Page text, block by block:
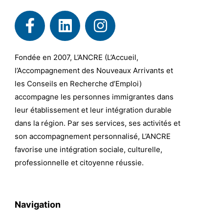
Fondée en 2007, L’ANCRE (L’Accueil,
l’Accompagnement des Nouveaux Arrivants et
les Conseils en Recherche d’Emploi)
accompagne les personnes immigrantes dans
leur établissement et leur intégration durable
dans la région. Par ses services, ses activités et
son accompagnement personnalisé, L’ANCRE
favorise une intégration sociale, culturelle,
professionnelle et citoyenne réussie.
Navigation